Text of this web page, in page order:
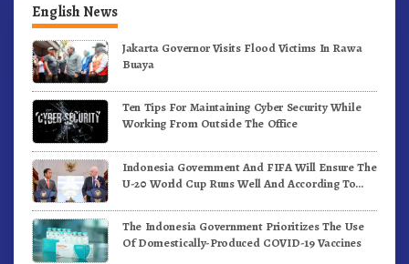
English News
Jakarta Governor Visits Flood Victims In Rawa
Buaya
Ten Tips For Maintaining Cyber Security While
Working From Outside The Office
Indonesia Government And FIFA Will Ensure The
U-20 World Cup Runs Well And According To
The Indonesia Government Prioritizes The Use
Of Domestically-Produced COVID-19 Vaccines